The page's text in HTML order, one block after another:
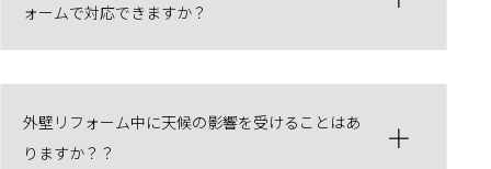
ォームで対応できますか？
外壁リフォーム中に天候の影響を受けることはあ
りますか？？